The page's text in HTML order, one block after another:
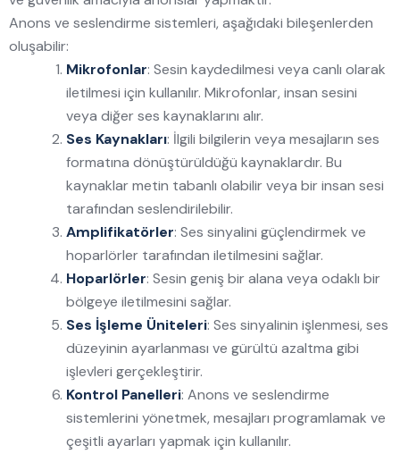
Anons ve seslendirme sistemleri, aşağıdaki bileşenlerden
oluşabilir:
Mikrofonlar: Sesin kaydedilmesi veya canlı olarak
iletilmesi için kullanılır. Mikrofonlar, insan sesini
veya diğer ses kaynaklarını alır.
Ses Kaynakları: İlgili bilgilerin veya mesajların ses
formatına dönüştürüldüğü kaynaklardır. Bu
kaynaklar metin tabanlı olabilir veya bir insan sesi
tarafından seslendirilebilir.
Amplifikatörler: Ses sinyalini güçlendirmek ve
hoparlörler tarafından iletilmesini sağlar.
Hoparlörler: Sesin geniş bir alana veya odaklı bir
bölgeye iletilmesini sağlar.
Ses İşleme Üniteleri: Ses sinyalinin işlenmesi, ses
düzeyinin ayarlanması ve gürültü azaltma gibi
işlevleri gerçekleştirir.
Kontrol Panelleri: Anons ve seslendirme
sistemlerini yönetmek, mesajları programlamak ve
çeşitli ayarları yapmak için kullanılır.